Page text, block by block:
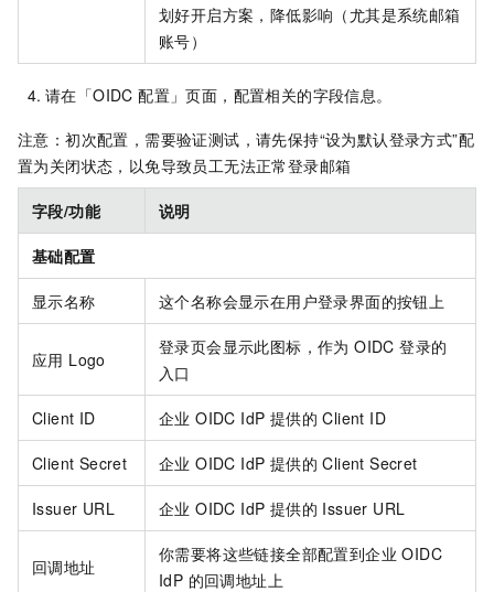
划好开启方案，降低影响（尤其是系统邮箱
账号）
请在「OIDC 配置」页面，配置相关的字段信息。
注意：初次配置，需要验证测试，请先保持“设为默认登录方式”配
置为关闭状态，以免导致员工无法正常登录邮箱
字段/功能 说明
基础配置
显示名称 这个名称会显示在用户登录界面的按钮上
应用 Logo
登录页会显示此图标，作为 OIDC 登录的
入口
Client ID 企业 OIDC IdP 提供的 Client ID
Client Secret 企业 OIDC IdP 提供的 Client Secret
Issuer URL 企业 OIDC IdP 提供的 Issuer URL
回调地址
你需要将这些链接全部配置到企业 OIDC
IdP 的回调地址上